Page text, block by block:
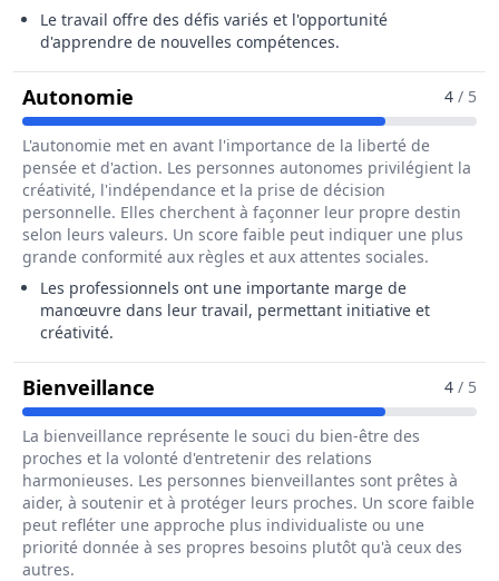
Le travail offre des défis variés et l'opportunité
d'apprendre de nouvelles compétences.
Autonomie Pour Le Métier De Poseur / 4 / 5
L'autonomie met en avant l'importance de la liberté de
pensée et d'action. Les personnes autonomes privilégient la
créativité, l'indépendance et la prise de décision
personnelle. Elles cherchent à façonner leur propre destin
selon leurs valeurs. Un score faible peut indiquer une plus
grande conformité aux règles et aux attentes sociales.
Les professionnels ont une importante marge de
manœuvre dans leur travail, permettant initiative et
créativité.
Bienveillance Pour Le Métier De Poseur / 4 / 5
La bienveillance représente le souci du bien-être des
proches et la volonté d'entretenir des relations
harmonieuses. Les personnes bienveillantes sont prêtes à
aider, à soutenir et à protéger leurs proches. Un score faible
peut refléter une approche plus individualiste ou une
priorité donnée à ses propres besoins plutôt qu'à ceux des
autres.